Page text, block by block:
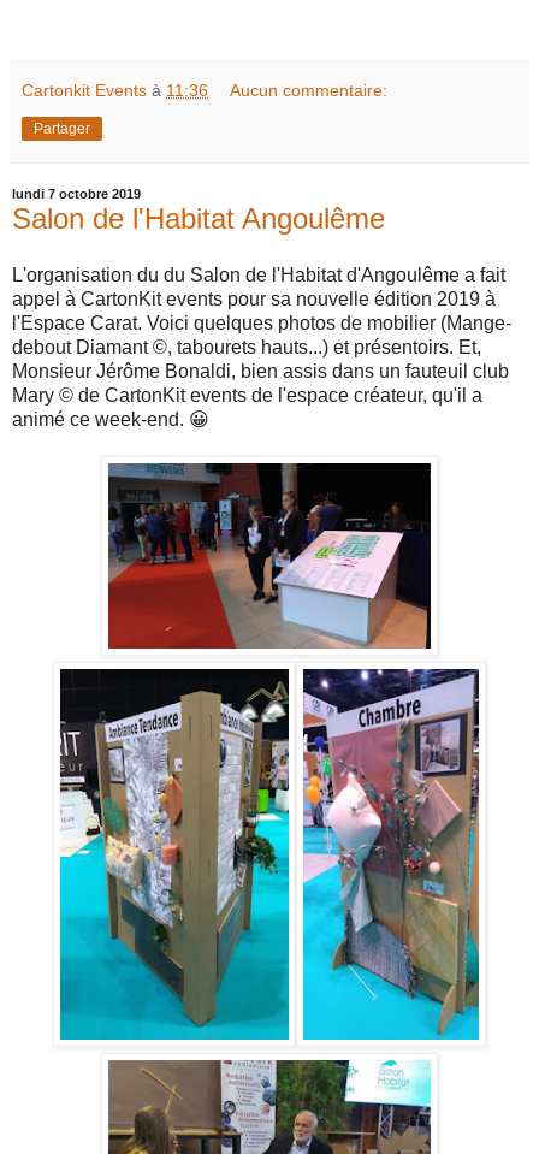
Cartonkit Events à 11:36 Aucun commentaire:
Partager
lundi 7 octobre 2019
Salon de l'Habitat Angoulême
L'organisation du du Salon de l'Habitat d'Angoulême a fait
appel à CartonKit events pour sa nouvelle édition 2019 à
l'Espace Carat. Voici quelques photos de mobilier (Mange-
debout Diamant ©, tabourets hauts...) et présentoirs. Et,
Monsieur Jérôme Bonaldi, bien assis dans un fauteuil club
Mary © de CartonKit events de l'espace créateur, qu'il a
animé ce week-end. 😀